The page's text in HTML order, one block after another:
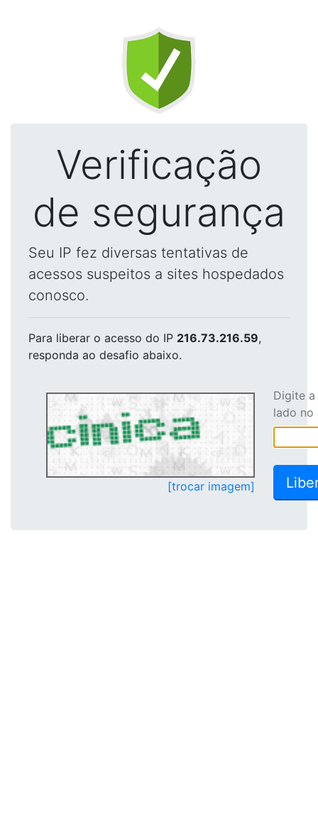
Verificação
de segurança
Seu IP fez diversas tentativas de
acessos suspeitos a sites hospedados
conosco.
Para liberar o acesso do IP 216.73.216.59,
responda ao desafio abaixo.
[trocar imagem]
Digite
lado no